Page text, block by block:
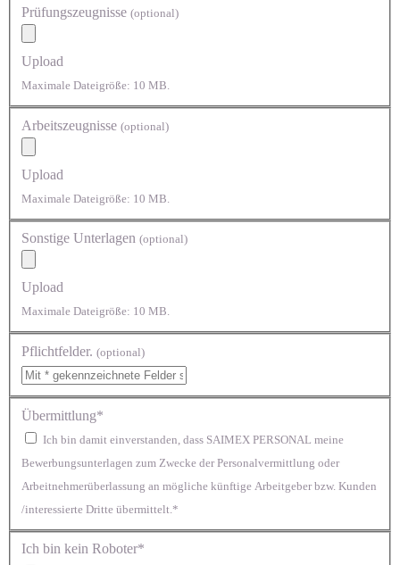
Prüfungszeugnisse (optional)
Upload
Maximale Dateigröße: 10 MB.
Arbeitszeugnisse (optional)
Upload
Maximale Dateigröße: 10 MB.
Sonstige Unterlagen (optional)
Upload
Maximale Dateigröße: 10 MB.
Pflichtfelder. (optional)
Übermittlung*
Ich bin damit einverstanden, dass SAIMEX PERSONAL meine
Bewerbungsunterlagen zum Zwecke der Personalvermittlung oder
Arbeitnehmerüberlassung an mögliche künftige Arbeitgeber bzw. Kunden
/interessierte Dritte übermittelt.*
Ich bin kein Roboter*